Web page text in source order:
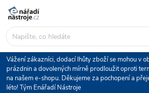
Přejít
obsah
Vážení zákazníci, dodací lhůty zboží se mohou v
prázdnin a dovolených mírně prodloužit oproti
na našem e-shopu. Děkujeme za pochopení a
léto! Tým Enářadí Nástroje